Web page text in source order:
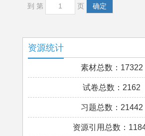
到 第 页 确定
资源统计
素材总数：17322
试卷总数：2162
习题总数：21442
资源引用总数：